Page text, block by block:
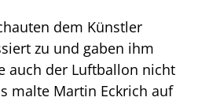
dem Künstler
zu und gaben ihm
auch der Luftballon nicht
malte Martin Eckrich auf